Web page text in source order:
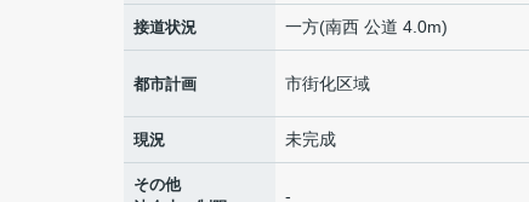
接道状況 一方(南西 公道 4.0m)
都市計画 市街化区域
現況 未完成
その他
-